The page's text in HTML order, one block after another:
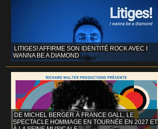
LITIGES! AFFIRME SON IDENTITÉ ROCK AVEC I
WANNA BE A DIAMOND
DE MICHEL BERGER À FRANCE GALL, LE
SPECTACLE HOMMAGE EN TOURNÉE EN 2027 ET